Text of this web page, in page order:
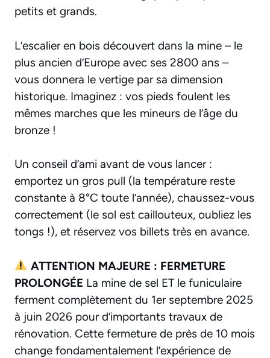
petits et grands.
L’escalier en bois découvert dans la mine – le
plus ancien d’Europe avec ses 2800 ans –
vous donnera le vertige par sa dimension
historique. Imaginez : vos pieds foulent les
mêmes marches que les mineurs de l’âge du
bronze !
Un conseil d’ami avant de vous lancer :
emportez un gros pull (la température reste
constante à 8°C toute l’année), chaussez-vous
correctement (le sol est caillouteux, oubliez les
tongs !), et réservez vos billets très en avance.
ATTENTION MAJEURE : FERMETURE
PROLONGÉE La mine de sel ET le funiculaire
ferment complètement du 1er septembre 2025
à juin 2026 pour d’importants travaux de
rénovation. Cette fermeture de près de 10 mois
change fondamentalement l’expérience de